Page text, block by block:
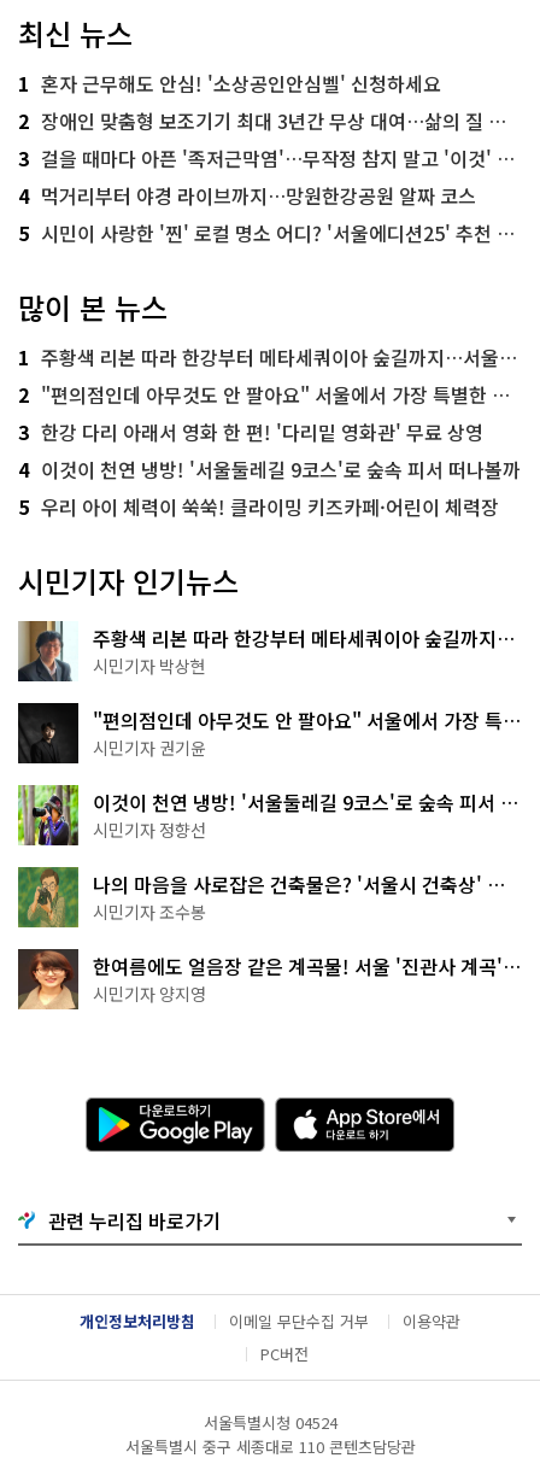
최신 뉴스
1 혼자 근무해도 안심! '소상공인안심벨' 신청하세요
2 장애인 맞춤형 보조기기 최대 3년간 무상 대여…삶의 질 높인다
3 걸을 때마다 아픈 '족저근막염'…무작정 참지 말고 '이것' 해보세요!
4 먹거리부터 야경 라이브까지…망원한강공원 알짜 코스
5 시민이 사랑한 '찐' 로컬 명소 어디? '서울에디션25' 추천 코스
많이 본 뉴스
1 주황색 리본 따라 한강부터 메타세쿼이아 숲길까지…서울둘레길 15코스
2 "편의점인데 아무것도 안 팔아요" 서울에서 가장 특별한 편의점의 정체
3 한강 다리 아래서 영화 한 편! '다리밑 영화관' 무료 상영
4 이것이 천연 냉방! '서울둘레길 9코스'로 숲속 피서 떠나볼까
5 우리 아이 체력이 쑥쑥! 클라이밍 키즈카페·어린이 체력장
시민기자 인기뉴스
주황색 리본 따라 한강부터 메타세쿼이아 숲길까지…
서울둘레길 15코스
시민기자 박상현
"편의점인데 아무것도 안 팔아요" 서울에서 가장 특별
한 편의점의 정체
시민기자 권기윤
이것이 천연 냉방! '서울둘레길 9코스'로 숲속 피서 떠
나볼까
시민기자 정향선
나의 마음을 사로잡은 건축물은? '서울시 건축상' 수
상작 공개!
시민기자 조수봉
한여름에도 얼음장 같은 계곡물! 서울 '진관사 계곡'이
천국이네~
시민기자 양지영
다
운
로
기
G
o
g
l
e
A
p
p
e
서
다
운
관련 누리집 바로가기
개인정보처리방침 이메일 무단수집 거부
이용약관
PC버전
서울특별시청 04524
서울특별시 중구 세종대로 110 콘텐츠담당관